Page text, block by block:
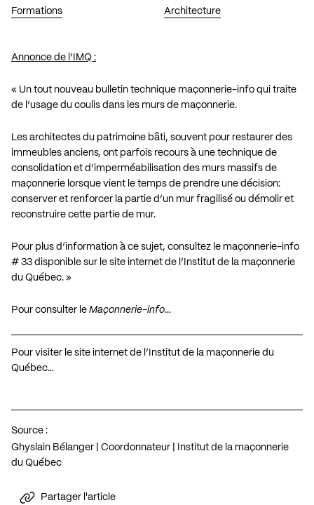
Formations Architecture
Annonce de l’IMQ :
« Un tout nouveau bulletin technique maçonnerie-info qui traite
de l’usage du coulis dans les murs de maçonnerie.
Les architectes du patrimoine bâti, souvent pour restaurer des
immeubles anciens, ont parfois recours à une technique de
consolidation et d’imperméabilisation des murs massifs de
maçonnerie lorsque vient le temps de prendre une décision:
conserver et renforcer la partie d’un mur fragilisé ou démolir et
reconstruire cette partie de mur.
Pour plus d’information à ce sujet, consultez le maçonnerie-info
# 33 disponible sur le site internet de l’Institut de la maçonnerie
du Québec. »
Pour consulter le Maçonnerie-info…
Pour visiter le site internet de l’Institut de la maçonnerie du
Québec…
Source :
Ghyslain Bélanger | Coordonnateur | Institut de la maçonnerie
du Québec
Partager l'article